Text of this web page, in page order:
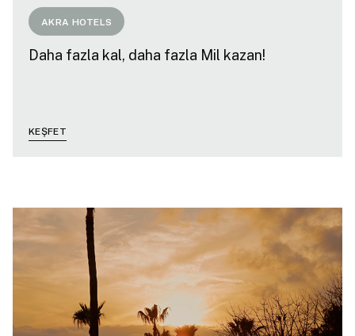
AKRA HOTELS
Daha fazla kal, daha fazla Mil kazan!
KEŞFET